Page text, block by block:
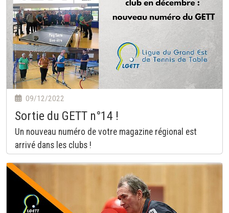
09/12/2022
Sortie du GETT n°14 !
Un nouveau numéro de votre magazine régional est
arrivé dans les clubs !